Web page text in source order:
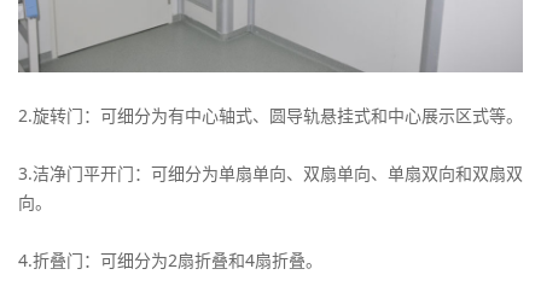
2.旋转门：可细分为有中心轴式、圆导轨悬挂式和中心展示区式等。
3.洁净门平开门：可细分为单扇单向、双扇单向、单扇双向和双扇双
向。
4.折叠门：可细分为2扇折叠和4扇折叠。